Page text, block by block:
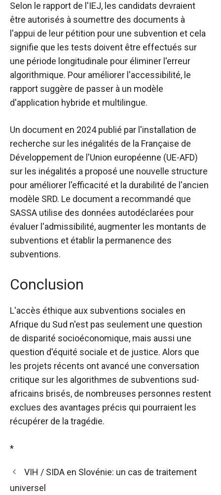
Selon le rapport de l'IEJ, les candidats devraient
être autorisés à soumettre des documents à
l'appui de leur pétition pour une subvention et cela
signifie que les tests doivent être effectués sur
une période longitudinale pour éliminer l'erreur
algorithmique. Pour améliorer l'accessibilité, le
rapport suggère de passer à un modèle
d'application hybride et multilingue.
Un document en 2024 publié par l'installation de
recherche sur les inégalités de la Française de
Développement de l'Union européenne (UE-AFD)
sur les inégalités a proposé une nouvelle structure
pour améliorer l'efficacité et la durabilité de l'ancien
modèle SRD. Le document a recommandé que
SASSA utilise des données autodéclarées pour
évaluer l'admissibilité, augmenter les montants de
subventions et établir la permanence des
subventions.
Conclusion
L'accès éthique aux subventions sociales en
Afrique du Sud n'est pas seulement une question
de disparité socioéconomique, mais aussi une
question d'équité sociale et de justice. Alors que
les projets récents ont avancé une conversation
critique sur les algorithmes de subventions sud-
africains brisés, de nombreuses personnes restent
exclues des avantages précis qui pourraient les
récupérer de la tragédie.
*
VIH / SIDA en Slovénie: un cas de traitement
universel